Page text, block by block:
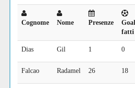
Cognome Nome Presenze
Goal
fatti
Dias Gil 1 0
Falcao Radamel 26 18